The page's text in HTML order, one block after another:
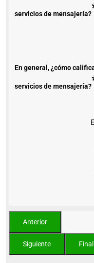
servicios de mensajería?
En general, ¿cómo
servicios de mensajería?